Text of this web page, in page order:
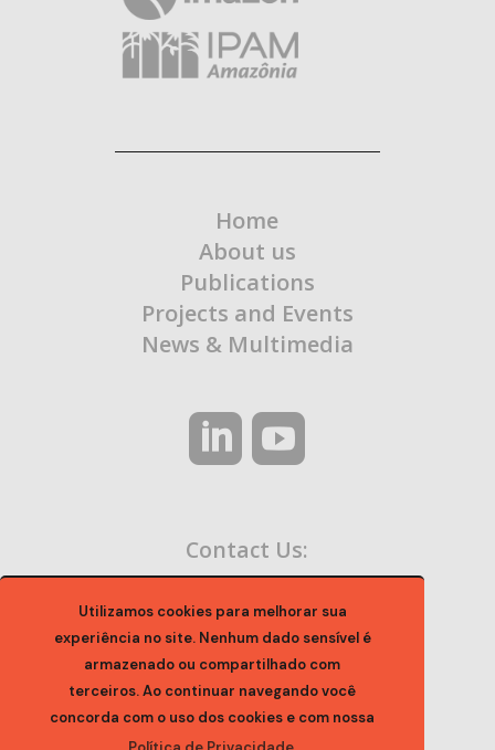
Utilizamos cookies para melhorar sua
experiência no site. Nenhum dado sensível é
armazenado ou compartilhado com
terceiros. Ao continuar navegando você
concorda com o uso dos cookies e com nossa
Home
About us
Publications
Projects and Events
News & Multimedia
Contact Us:
contato@ocaa.org.br